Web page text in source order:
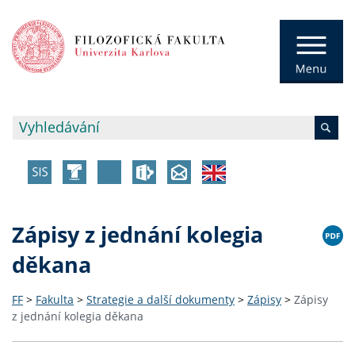
Zápisy z jednání kolegia
děkana
FF > Fakulta > Strategie a další dokumenty > Zápisy > Zápisy
z jednání kolegia děkana